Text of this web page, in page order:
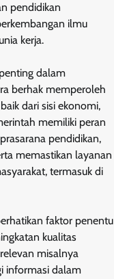
pendidikan
ilmu
kerja.
dalam
berhak memperoleh
dari sisi ekonomi,
memiliki peran
pendidikan,
memastikan layanan
termasuk di
faktor penentu
kualitas
misalnya
informasi dalam